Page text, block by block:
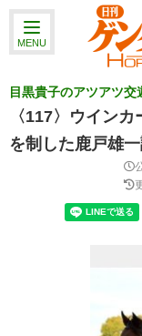
MENU
目黒貴子のアツアツ交
〈117〉ウイン
を制した鹿戸雄一